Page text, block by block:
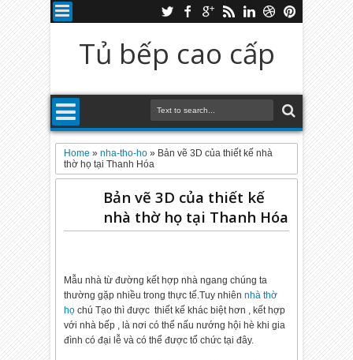
Tủ bếp cao cấp
Home »nha-tho-ho » Bản vẽ 3D của thiết kế nhà
thờ họ tại Thanh Hóa
Bản vẽ 3D của thiết kế
nhà thờ họ tại Thanh Hóa
Mẫu nhà từ đường kết hợp nhà ngang chúng ta
thường gặp nhiều trong thực tế.Tuy nhiênnhà thờ
họchú Tạo thì được thiết kế khác biệt hơn , kết hợp
với nhà bếp , là nơi có thể nấu nướng hội hè khi gia
đình có đại lễ và có thể được tổ chức tại đây.